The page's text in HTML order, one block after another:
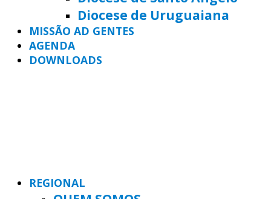
Diocese de Uruguaiana
MISSÃO AD GENTES
AGENDA
DOWNLOADS
REGIONAL